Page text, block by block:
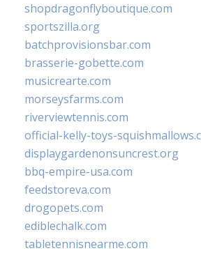
shopdragonflyboutique.com
sportszilla.org
batchprovisionsbar.com
brasserie-gobette.com
musicrearte.com
morseysfarms.com
riverviewtennis.com
official-kelly-toys-
displaygardenonsuncrest.org
bbq-empire-usa.com
feedstoreva.com
drogopets.com
ediblechalk.com
tabletennisnearme.com